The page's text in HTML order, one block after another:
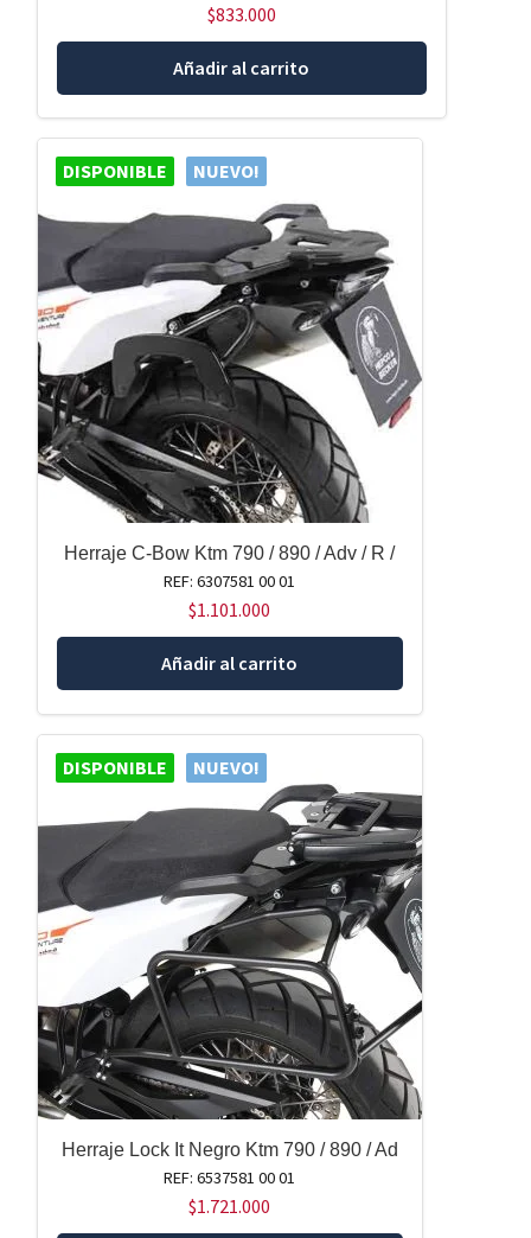
$833.000
Añadir al carrito
DISPONIBLE NUEVO!
Herraje C-Bow Ktm 790 / 890 / Adv / R /
REF: 6307581 00 01
$1.101.000
Añadir al carrito
DISPONIBLE NUEVO!
Herraje Lock It Negro Ktm 790 / 890 / Ad
REF: 6537581 00 01
$1.721.000